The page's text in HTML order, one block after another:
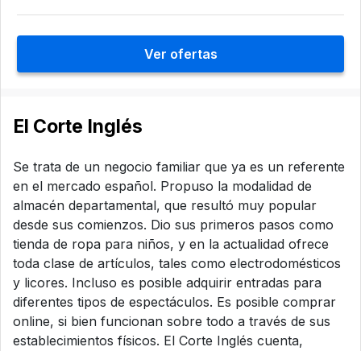
Ver ofertas
El Corte Inglés
Se trata de un negocio familiar que ya es un referente
en el mercado español. Propuso la modalidad de
almacén departamental, que resultó muy popular
desde sus comienzos. Dio sus primeros pasos como
tienda de ropa para niños, y en la actualidad ofrece
toda clase de artículos, tales como electrodomésticos
y licores. Incluso es posible adquirir entradas para
diferentes tipos de espectáculos. Es posible comprar
online, si bien funcionan sobre todo a través de sus
establecimientos físicos. El Corte Inglés cuenta,